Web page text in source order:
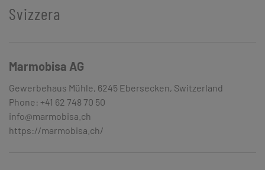
Svizzera
Marmobisa AG
Gewerbehaus Mühle, 6245 Ebersecken, Switzerland
Phone: +41 62 748 70 50
info@marmobisa.ch
https://marmobisa.ch/